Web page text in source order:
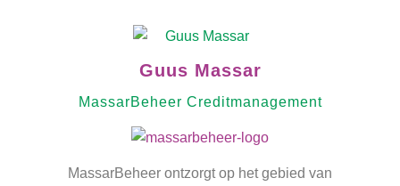
Guus Massar
MassarBeheer Creditmanagement
MassarBeheer ontzorgt op het gebied van